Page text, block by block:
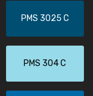
PMS 3025 C
PMS 304 C